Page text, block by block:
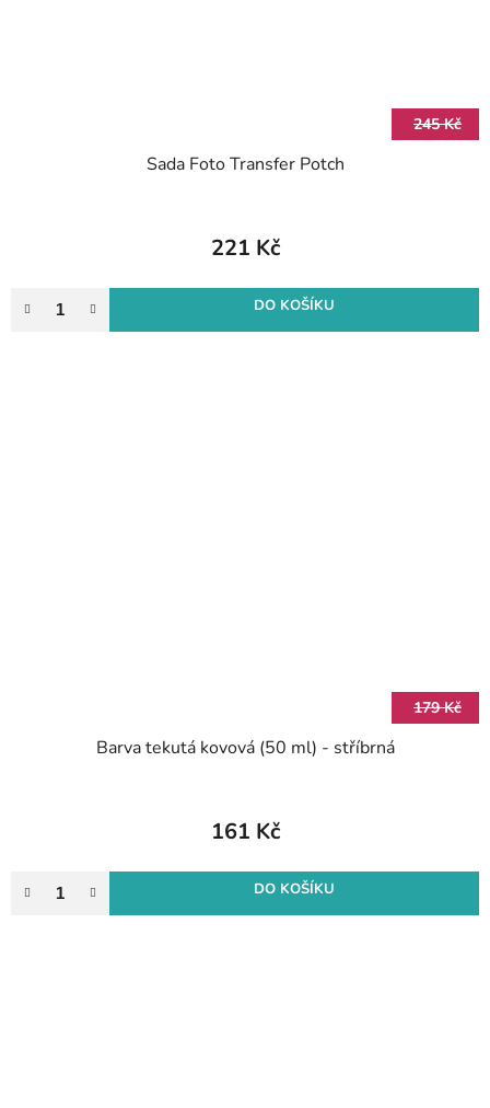
245 Kč
Sada Foto Transfer Potch
221 Kč
DO KOŠÍKU
179 Kč
Barva tekutá kovová (50 ml) - stříbrná
161 Kč
DO KOŠÍKU